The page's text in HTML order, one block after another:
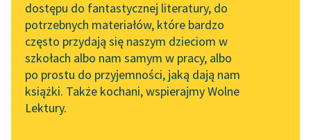
literatury skandynawskiej
Spotkanie z Katarzyną
Tunkiel w Oslo
102. lata temu zmarł
Joseph Conrad
API
OAI-PMH
Widget Wolnych Lektur
Przypisy
dostępu do fantastycznej literatury, do
potrzebnych materiałów, które bardzo
często przydają się naszym dzieciom w
szkołach albo nam samym w pracy, albo
po prostu do przyjemności, jaką dają nam
książki. Także kochani, wspierajmy Wolne
Lektury.
kolanie i ściskał
mówiłam nie...
Czytaj więcej